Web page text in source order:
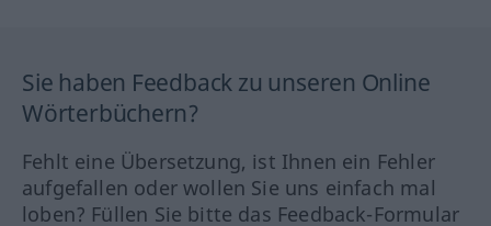
Sie haben Feedback zu unseren Online
Wörterbüchern?
Fehlt eine Übersetzung, ist Ihnen ein Fehler
aufgefallen oder wollen Sie uns einfach mal
loben? Füllen Sie bitte das Feedback-Formular